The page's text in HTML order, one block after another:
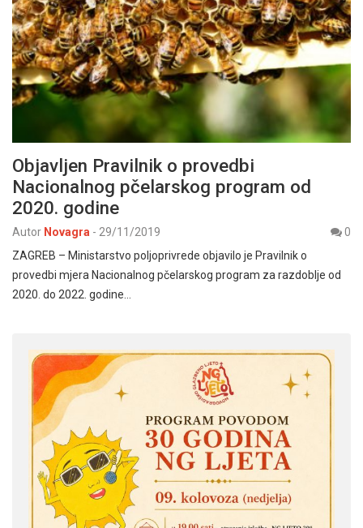
Objavljen Pravilnik o provedbi
Nacionalnog pčelarskog program od
2020. godine
Autor Novagra - 29/11/2019
0
ZAGREB – Ministarstvo poljoprivrede objavilo je Pravilnik o
provedbi mjera Nacionalnog pčelarskog program za razdoblje od
2020. do 2022. godine…